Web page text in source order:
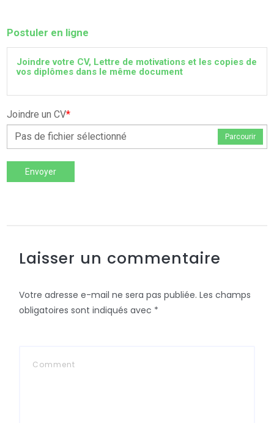
Postuler en ligne
Joindre votre CV, Lettre de motivations et les copies de
vos diplômes dans le même document
Joindre un CV*
Pas de fichier sélectionné
Parcourir
Envoyer
Laisser un commentaire
Votre adresse e-mail ne sera pas publiée. Les champs
obligatoires sont indiqués avec *